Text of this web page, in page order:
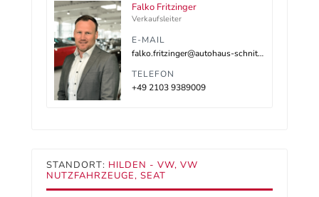
Falko Fritzinger
Verkaufsleiter
E-MAIL
falko.fritzinger@autohaus-schnitzler.de
TELEFON
+49 2103 9389009
STANDORT: HILDEN - VW, VW
NUTZFAHRZEUGE, SEAT